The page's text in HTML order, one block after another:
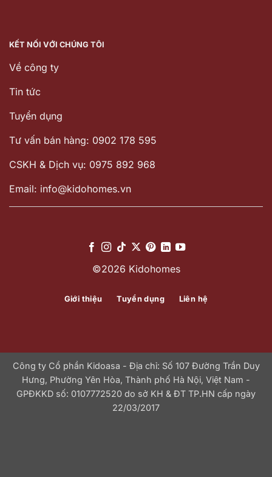
KẾT NỐI VỚI CHÚNG TÔI
Về công ty
Tin tức
Tuyển dụng
Tư vấn bán hàng: 0902 178 595
CSKH & Dịch vụ: 0975 892 968
Email: info@kidohomes.vn
©2026 Kidohomes
Giới thiệu Tuyển dụng Liên hệ
Công ty Cổ phần Kidoasa - Địa chỉ: Số 107 Đường Trần Duy
Hưng, Phường Yên Hòa, Thành phố Hà Nội, Việt Nam -
GPĐKKD số: 0107772520 do sở KH & ĐT TP.HN cấp ngày
22/03/2017